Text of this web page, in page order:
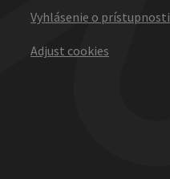
Vyhlásenie o prístupnosti
Adjust cookies